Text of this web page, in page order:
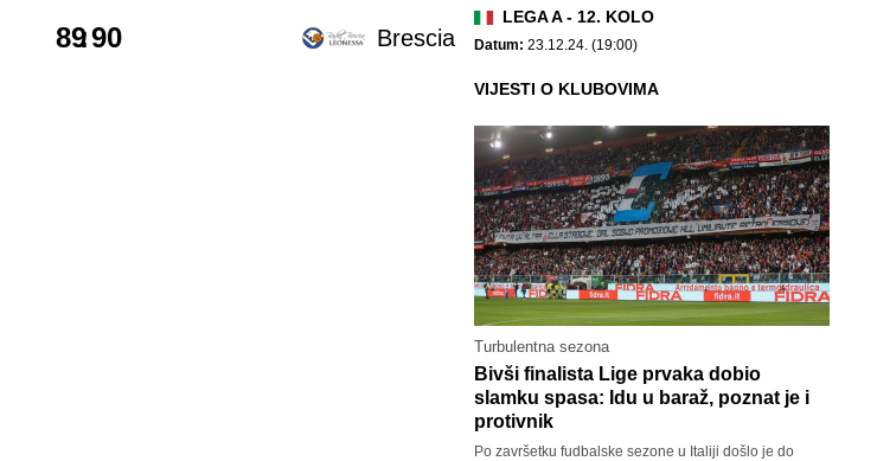
Brescia
89
:90
LEGA A - 12. KOLO
Datum: 23.12.24. (19:00)
VIJESTI O KLUBOVIMA
Turbulentna sezona
Bivši finalista Lige prvaka dobio
slamku spasa: Idu u baraž, poznat je i
protivnik
Po završetku fudbalske sezone u Italiji došlo je do